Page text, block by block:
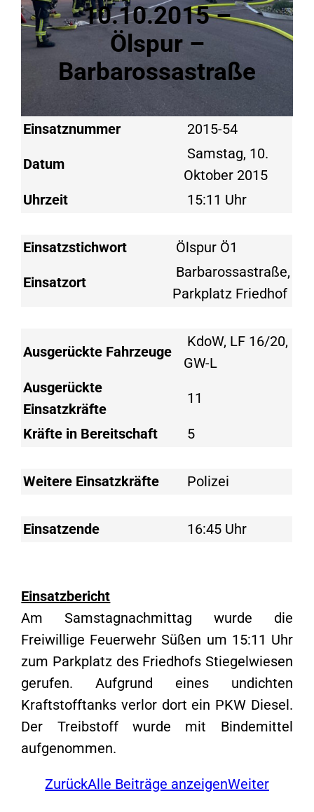
10.10.2015 –
Ölspur –
Barbarossastraße
Einsatznummer 2015-54
Datum
Samstag, 10.
Oktober 2015
Uhrzeit
15:11 Uhr
Einsatzstichwort Ölspur Ö1
Einsatzort
Barbarossastraße,
Parkplatz Friedhof
Ausgerückte Fahrzeuge
KdoW, LF 16/20,
GW-L
Ausgerückte
Einsatzkräfte
11
Kräfte in Bereitschaft 5
Weitere Einsatzkräfte Polizei
Einsatzende 16:45 Uhr
Einsatzbericht
Am Samstagnachmittag wurde die
Freiwillige Feuerwehr Süßen um 15:11 Uhr
zum Parkplatz des Friedhofs Stiegelwiesen
gerufen. Aufgrund eines undichten
Kraftstofftanks verlor dort ein PKW Diesel.
Der Treibstoff wurde mit Bindemittel
aufgenommen.
ZurückAlle Beiträge anzeigenWeiter